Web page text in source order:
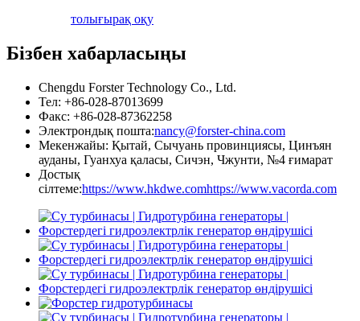
толығырақ оқу
Бізбен хабарласыңы
Chengdu Forster Technology Co., Ltd.
Тел: +86-028-87013699
Факс: +86-028-87362258
Электрондық пошта:nancy@forster-china.com
Мекенжайы: Қытай, Сычуань провинциясы, Цинъян
ауданы, Гуанхуа қаласы, Сичэн, Чжунти, №4 ғимарат
Достық
сілтеме:https://www.hkdwe.comhttps://www.vacorda.com